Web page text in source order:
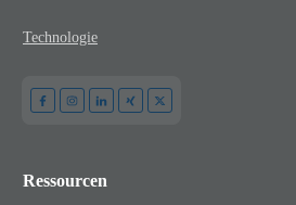
Technologie
Ressourcen